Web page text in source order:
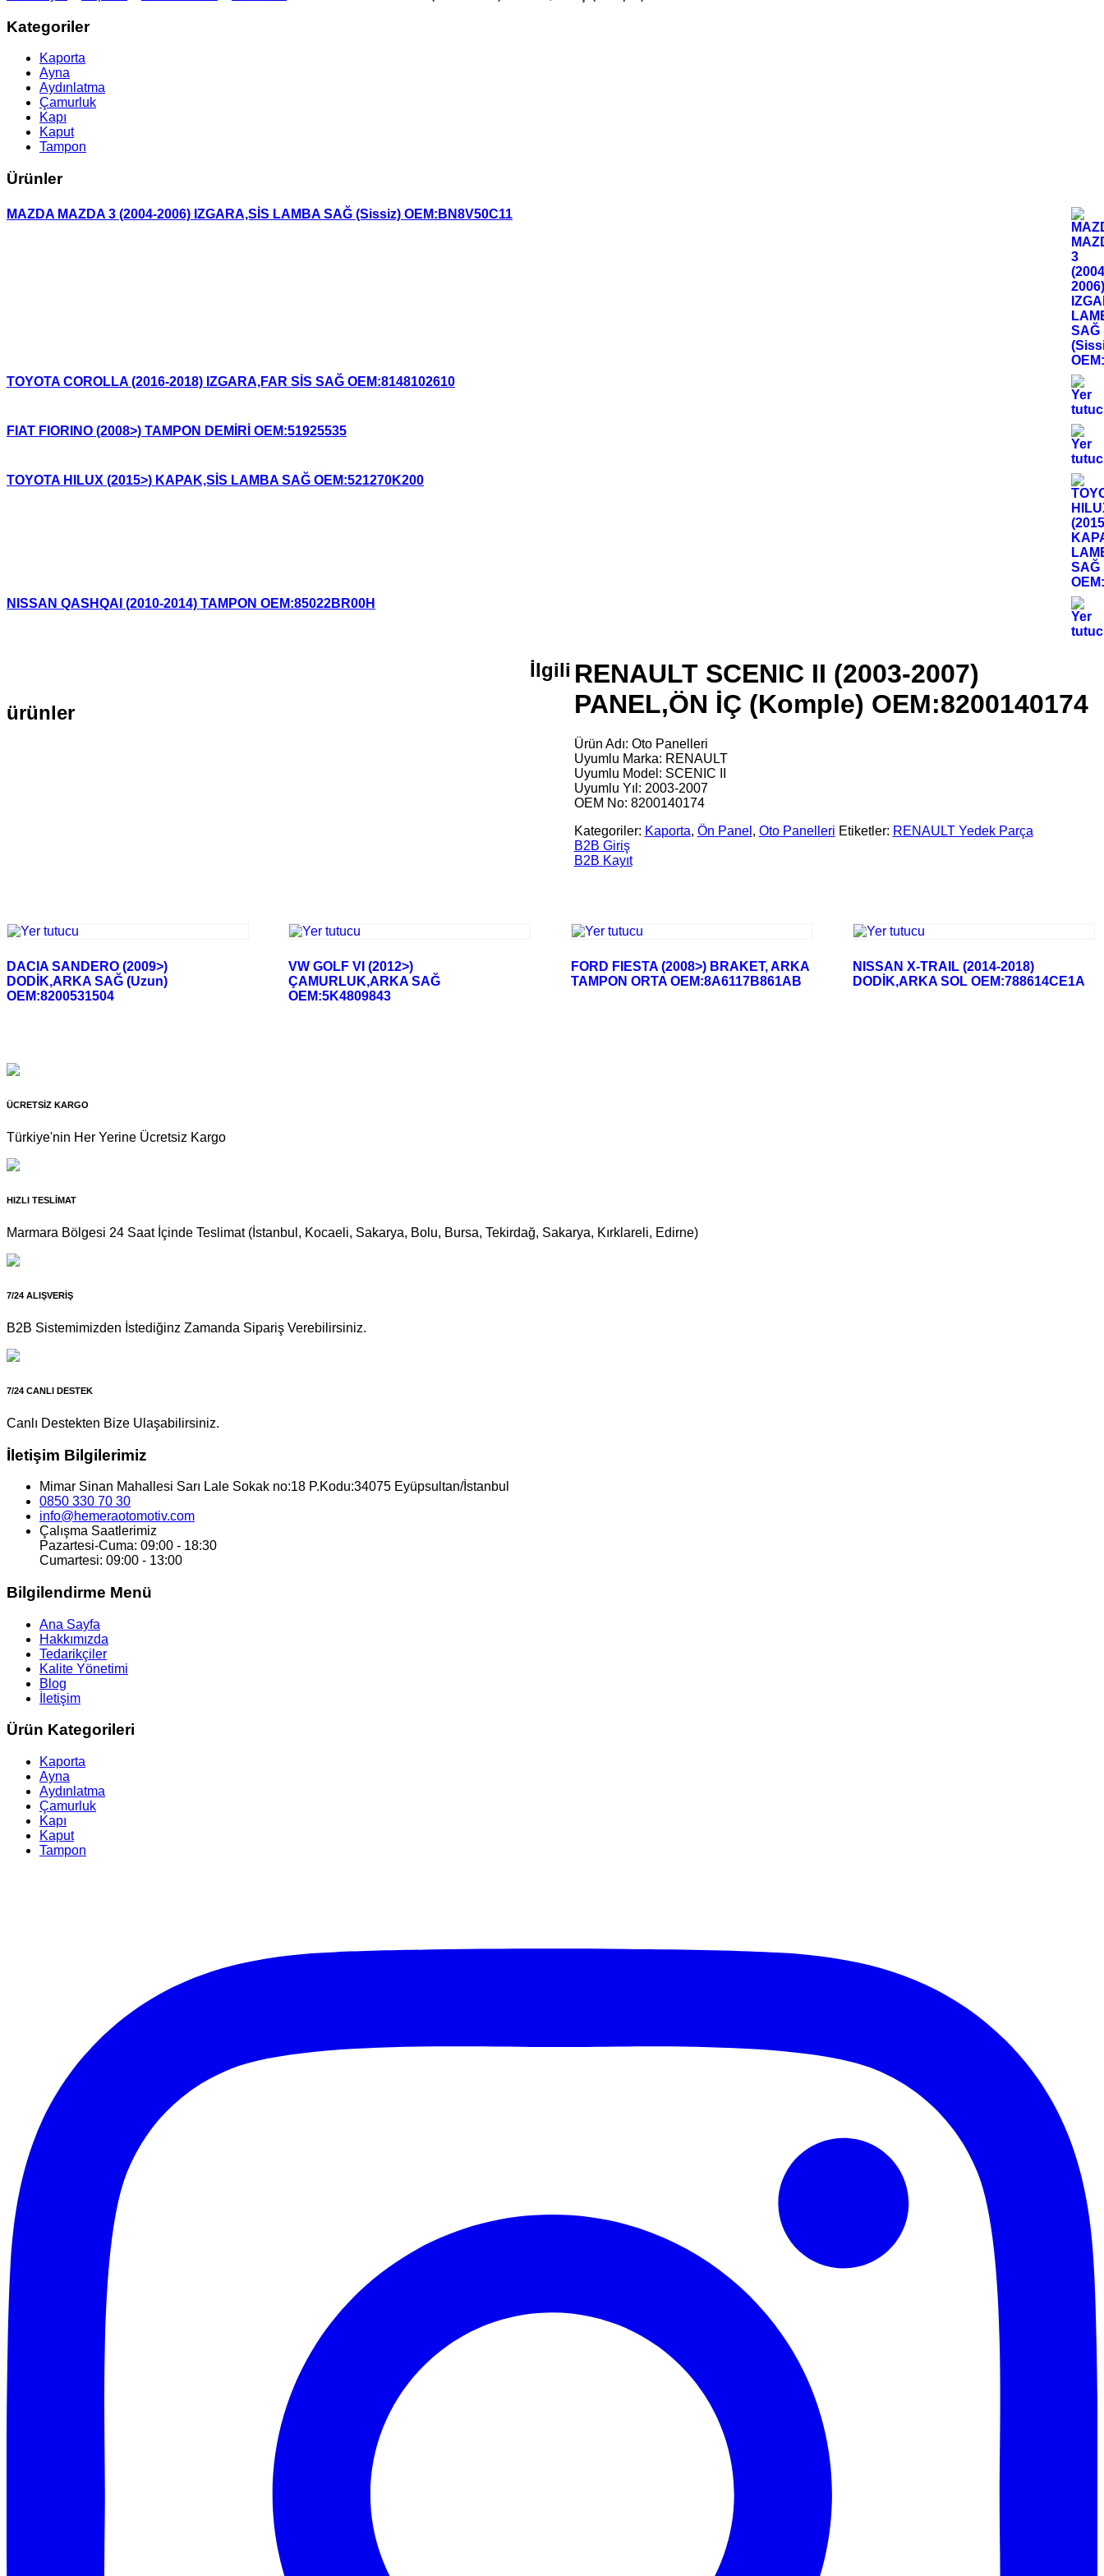
Kategoriler
Kaporta
Ayna
Aydınlatma
Çamurluk
Kapı
Kaput
Tampon
Ürünler
MAZDA MAZDA 3 (2004-2006) IZGARA,SİS LAMBA SAĞ (Sissiz) OEM:BN8V50C11
TOYOTA COROLLA (2016-2018) IZGARA,FAR SİS SAĞ OEM:8148102610
FIAT FIORINO (2008>) TAMPON DEMİRİ OEM:51925535
TOYOTA HILUX (2015>) KAPAK,SİS LAMBA SAĞ OEM:521270K200
NISSAN QASHQAI (2010-2014) TAMPON OEM:85022BR00H
RENAULT SCENIC II (2003-2007)
PANEL,ÖN İÇ (Komple) OEM:8200140174
Ürün Adı: Oto Panelleri
Uyumlu Marka: RENAULT
Uyumlu Model: SCENIC II
Uyumlu Yıl: 2003-2007
OEM No: 8200140174
Kategoriler: Kaporta, Ön Panel , Oto Panelleri Etiketler: RENAULT Yedek Parça
B2B Giriş
B2B Kayıt
İlgili
ürünler
DACIA SANDERO (2009>)
DODİK,ARKA SAĞ (Uzun)
OEM:8200531504
VW GOLF VI (2012>)
ÇAMURLUK,ARKA SAĞ
OEM:5K4809843
FORD FIESTA (2008>) BRAKET, ARKA
TAMPON ORTA OEM:8A6117B861AB
NISSAN X-TRAIL (2014-2018)
DODİK,ARKA SOL OEM:788614CE1A
ÜCRETSİZ KARGO
Türkiye'nin Her Yerine Ücretsiz Kargo
HIZLI TESLİMAT
Marmara Bölgesi 24 Saat İçinde Teslimat (İstanbul, Kocaeli, Sakarya, Bolu, Bursa, Tekirdağ, Sakarya, Kırklareli, Edirne)
7/24 ALIŞVERİŞ
B2B Sistemimizden İstediğinz Zamanda Sipariş Verebilirsiniz.
7/24 CANLI DESTEK
Canlı Destekten Bize Ulaşabilirsiniz.
İletişim Bilgilerimiz
Mimar Sinan Mahallesi Sarı Lale Sokak no:18 P.Kodu:34075 Eyüpsultan/İstanbul
0850 330 70 30
info@hemeraotomotiv.com
Çalışma Saatlerimiz
Pazartesi-Cuma: 09:00 - 18:30
Cumartesi: 09:00 - 13:00
Bilgilendirme Menü
Ana Sayfa
Hakkımızda
Tedarikçiler
Kalite Yönetimi
Blog
İletişim
Ürün Kategorileri
Kaporta
Ayna
Aydınlatma
Çamurluk
Kapı
Kaput
Tampon